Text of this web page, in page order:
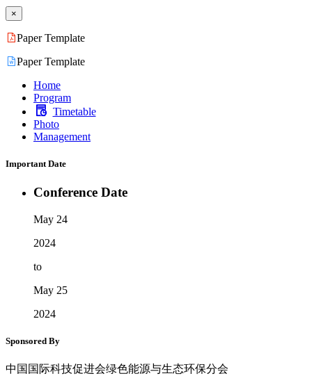
×
Paper Template
Paper Template
Home
Program
Timetable
Photo
Management
Important Date
Conference Date
May 24
2024
to
May 25
2024
Sponsored By
中国国际科技促进会绿色能源与生态环保分会